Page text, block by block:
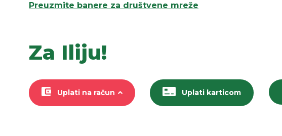
Preuzmite banere za društvene mreže
Za Iliju!
Uplati na račun Uplati karticom